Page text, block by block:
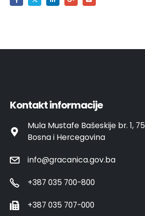
Kontakt informacije
Mula Mustafe Bašeskije br. 1,
Bosna i Hercegovina
info@gracanica.gov.ba
+387 035 700-800
+387 035 707-000